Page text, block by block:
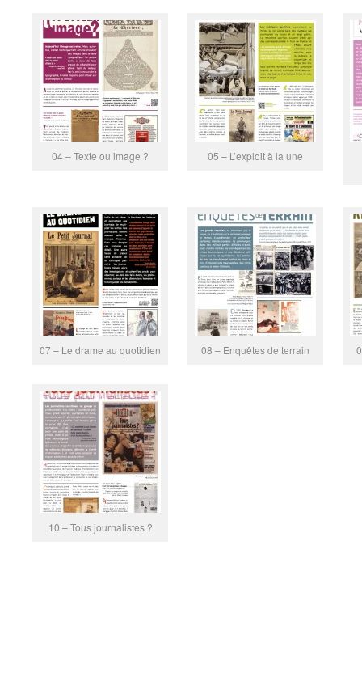
04 – Texte ou image ? 05 – L’exploit à la une
07 – Le drame au quotidien 08 – Enquêtes de terrain
10 – Tous journalistes ?